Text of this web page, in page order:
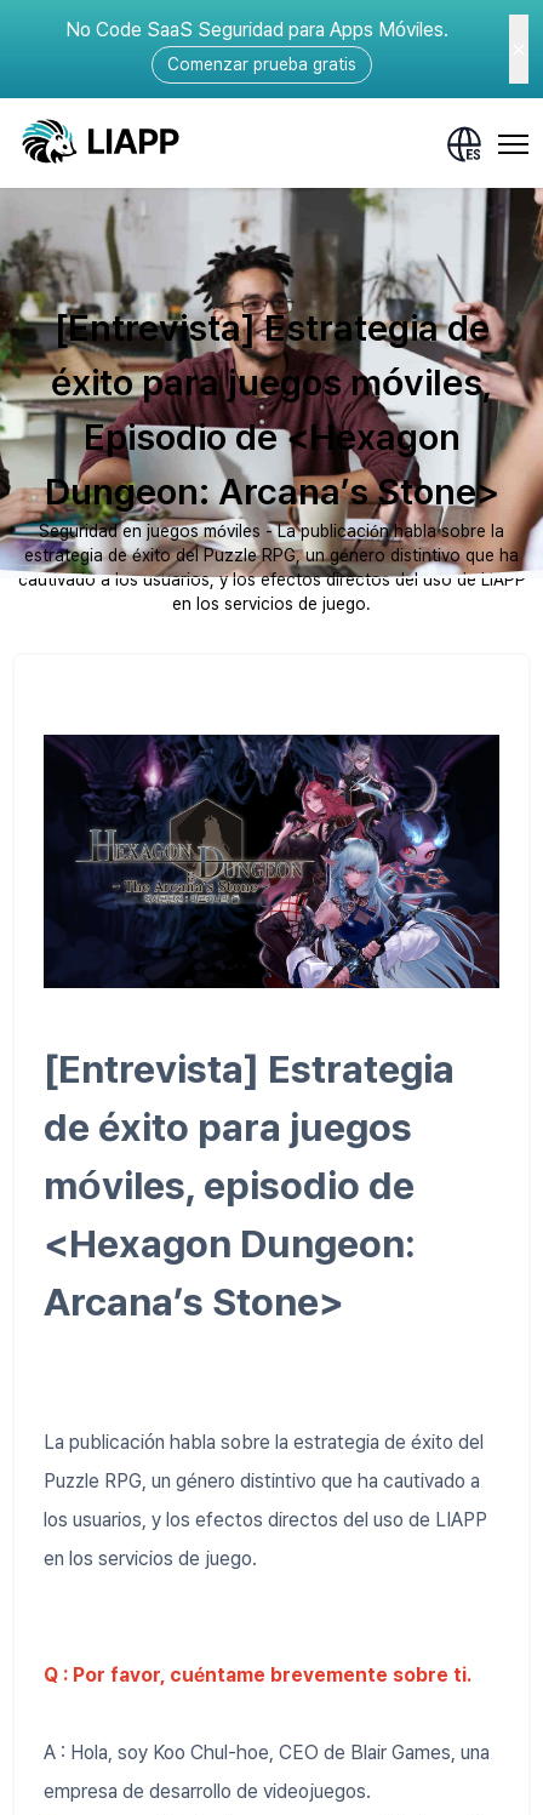
No Code SaaS Seguridad para Apps Móviles.
Comenzar prueba gratis
[Entrevista] Estrategia de
éxito para juegos móviles,
Episodio de <Hexagon
Dungeon: Arcana’s Stone>
Seguridad en juegos móviles - La publicación habla sobre la
estrategia de éxito del Puzzle RPG, un género distintivo que ha
cautivado a los usuarios, y los efectos directos del uso de LIAPP
en los servicios de juego.
[Entrevista] Estrategia
de éxito para juegos
móviles, episodio de
<Hexagon Dungeon:
Arcana’s Stone>
La publicación habla sobre la estrategia de éxito del
Puzzle RPG, un género distintivo que ha cautivado a
los usuarios, y los efectos directos del uso de LIAPP
en los servicios de juego.
Q : Por favor, cuéntame brevemente sobre ti.
A : Hola, soy Koo Chul-hoe, CEO de Blair Games, una
empresa de desarrollo de videojuegos.